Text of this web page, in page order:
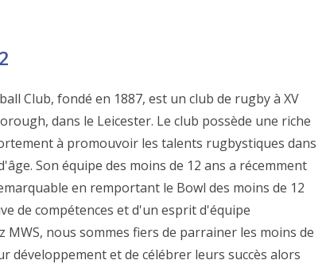
Club, fondé en 1887, est un club de rugby à XV
dans le Leicester. Le club possède une riche
à promouvoir les talents rugbystiques dans
Son équipe des moins de 12 ans a récemment
en remportant le Bowl des moins de 12
de compétences et d'un esprit d'équipe
MWS, nous sommes fiers de parrainer les moins de
développement et de célébrer leurs succès alors